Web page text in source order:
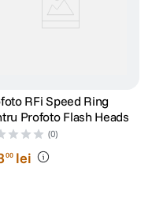
RFi Speed Ring
Profoto Flash Heads
(0)
00 lei